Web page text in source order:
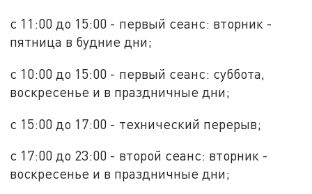
с 11:00 до 15:00 - первый сеанс: вторник -
пятница в будние дни;
с 10:00 до 15:00 - первый сеанс: суббота,
воскресенье и в праздничные дни;
с 15:00 до 17:00 - технический перерыв;
с 17:00 до 23:00 - второй сеанс: вторник -
воскресенье и в праздничные дни;